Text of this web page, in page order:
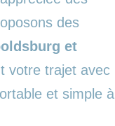
des
et
votre trajet avec
et simple à